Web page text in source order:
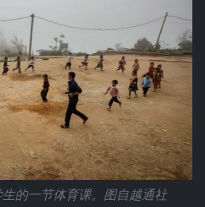
的一节体育课。图自越通社